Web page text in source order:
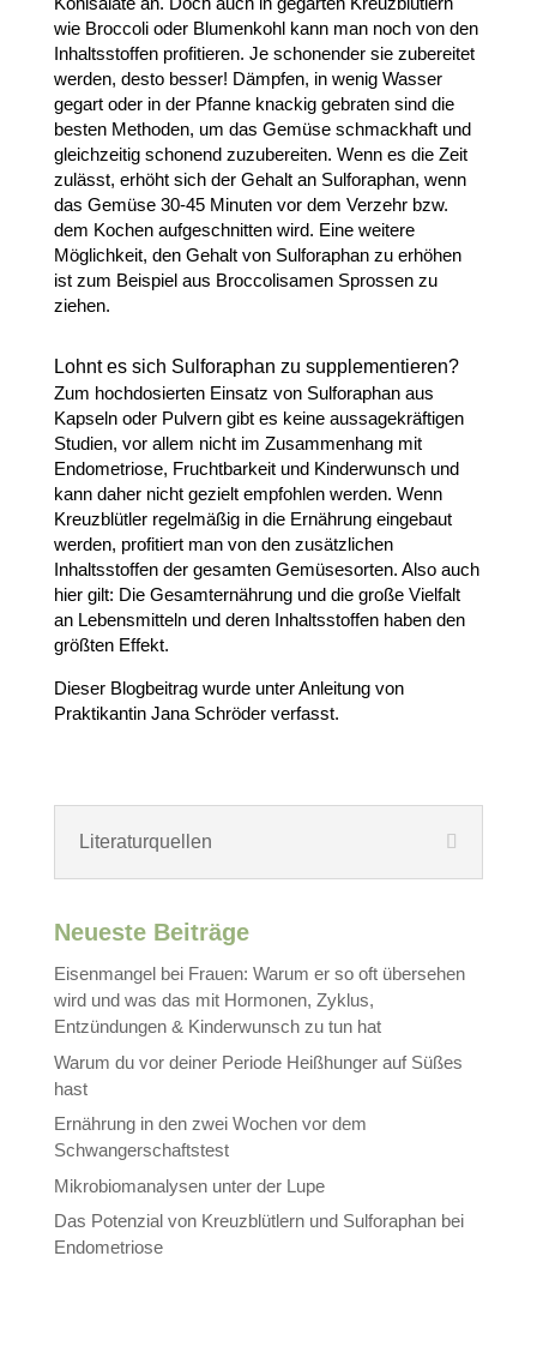
wie Broccoli oder Blumenkohl kann man noch von den
Inhaltsstoffen profitieren. Je schonender sie zubereitet
werden, desto besser! Dämpfen, in wenig Wasser
gegart oder in der Pfanne knackig gebraten sind die
besten Methoden, um das Gemüse schmackhaft und
gleichzeitig schonend zuzubereiten. Wenn es die Zeit
zulässt, erhöht sich der Gehalt an Sulforaphan, wenn
das Gemüse 30-45 Minuten vor dem Verzehr bzw.
dem Kochen aufgeschnitten wird. Eine weitere
Möglichkeit, den Gehalt von Sulforaphan zu erhöhen
ist zum Beispiel aus Broccolisamen Sprossen zu
ziehen.
Lohnt es sich Sulforaphan zu supplementieren?
Zum hochdosierten Einsatz von Sulforaphan aus
Kapseln oder Pulvern gibt es keine aussagekräftigen
Studien, vor allem nicht im Zusammenhang mit
Endometriose, Fruchtbarkeit und Kinderwunsch und
kann daher nicht gezielt empfohlen werden. Wenn
Kreuzblütler regelmäßig in die Ernährung eingebaut
werden, profitiert man von den zusätzlichen
Inhaltsstoffen der gesamten Gemüsesorten. Also auch
hier gilt: Die Gesamternährung und die große Vielfalt
an Lebensmitteln und deren Inhaltsstoffen haben den
größten Effekt.
Dieser Blogbeitrag wurde unter Anleitung von
Praktikantin Jana Schröder verfasst.
Literaturquellen
Neueste Beiträge
Eisenmangel bei Frauen: Warum er so oft übersehen
wird und was das mit Hormonen, Zyklus,
Entzündungen & Kinderwunsch zu tun hat
Warum du vor deiner Periode Heißhunger auf Süßes
hast
Ernährung in den zwei Wochen vor dem
Schwangerschaftstest
Mikrobiomanalysen unter der Lupe
Das Potenzial von Kreuzblütlern und Sulforaphan bei
Endometriose